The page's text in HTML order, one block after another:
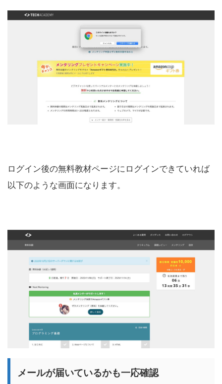
ログイン後の無料教材ページにログインできていれば
以下のような画面になります。
メールが届いているかも一応確認